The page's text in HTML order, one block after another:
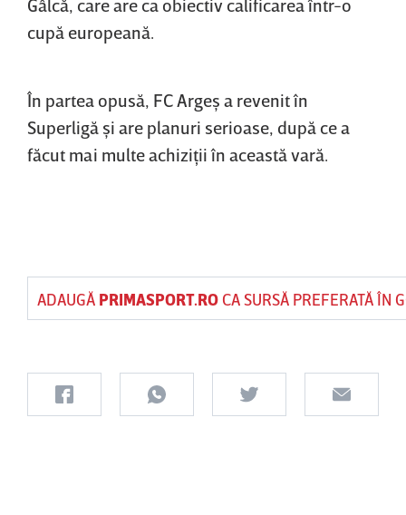
cupă europeană.
În partea opusă, FC Argeş a revenit în
Superligă şi are planuri serioase, după ce a
făcut mai multe achiziţii în această vară.
ADAUGĂ PRIMASPORT.ROCA SURSĂ PREFERATĂ ÎN